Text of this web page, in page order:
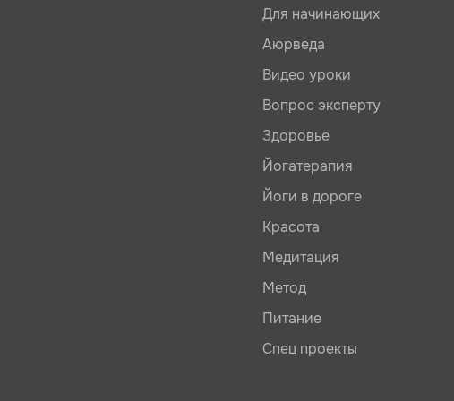
Для начинающих
Аюрведа
Видео уроки
Вопрос эксперту
Здоровье
Йогатерапия
Йоги в дороге
Красота
Медитация
Метод
Питание
Спец проекты